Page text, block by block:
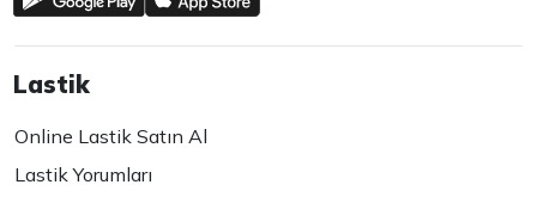
Lastik
Online Lastik Satın Al
Lastik Yorumları